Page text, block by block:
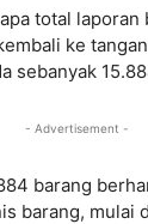
total
ke
sebanyak
- Advertisement -
barang
barang, mulai